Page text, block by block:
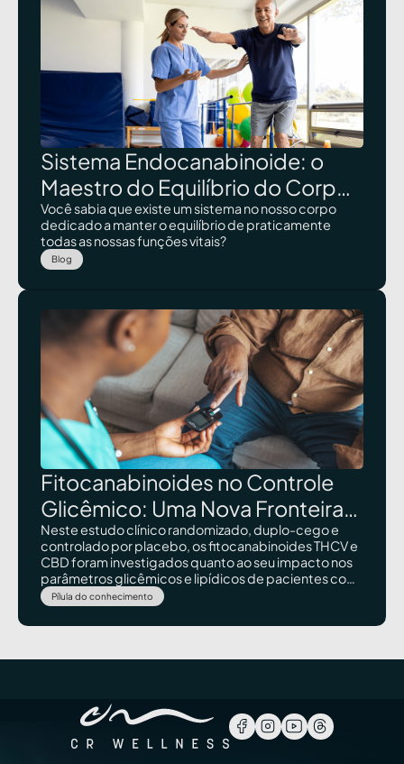
Sistema Endocanabinoide: o
Maestro do Equilíbrio do Corpo
Humano
Você sabia que existe um sistema no nosso corpo
dedicado a manter o equilíbrio de praticamente
todas as nossas funções vitais?
Blog
Fitocanabinoides no Controle
Glicêmico: Uma Nova Fronteira
Terapêutica?
Neste estudo clínico randomizado, duplo-cego e
controlado por placebo, os fitocanabinoides THCV e
CBD foram investigados quanto ao seu impacto nos
parâmetros glicêmicos e lipídicos de pacientes com
diabetes tipo 2. Os achados trouxeram insights
promissores, sugerindo efeitos na função das células
beta pancreáticas e na regulação da glicose em
Pílula do conhecimento